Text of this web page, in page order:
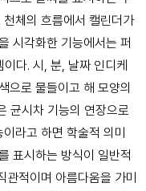
체의 흐름에서 캘린더가
시각화한 기능에서는 퍼
다. 시, 분, 날짜 인디케
으로 물들이고 해 모양의
균시차 기능의 연장으로
라고 하면 학술적 의미
표시하는 방식이 일반적
적이며 아름다움을 가미